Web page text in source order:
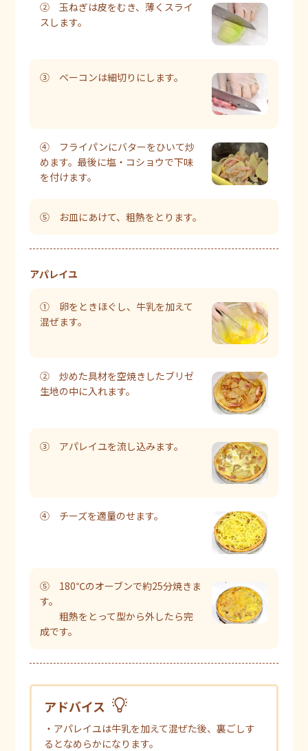
② 玉ねぎは皮をむき、薄くスライ
スします。
③ ベーコンは細切りにします。
④ フライパンにバターをひいて炒
めます。最後に塩・コショウで下味
を付けます。
⑤ お皿にあけて、粗熱をとります。
アパレイユ
① 卵をときほぐし、牛乳を加えて
混ぜます。
② 炒めた具材を空焼きしたブリゼ
生地の中に入れます。
③ アパレイユを流し込みます。
④ チーズを適量のせます。
⑤ 180℃のオーブンで約25分焼きま
す。
粗熱をとって型から外したら完
成です。
アドバイス
・アパレイユは牛乳を加えて混ぜた後、裏ごしす
るとなめらかになります。